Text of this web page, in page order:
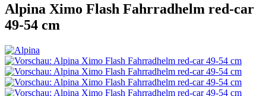
Alpina Ximo Flash Fahrradhelm red-car
49-54 cm